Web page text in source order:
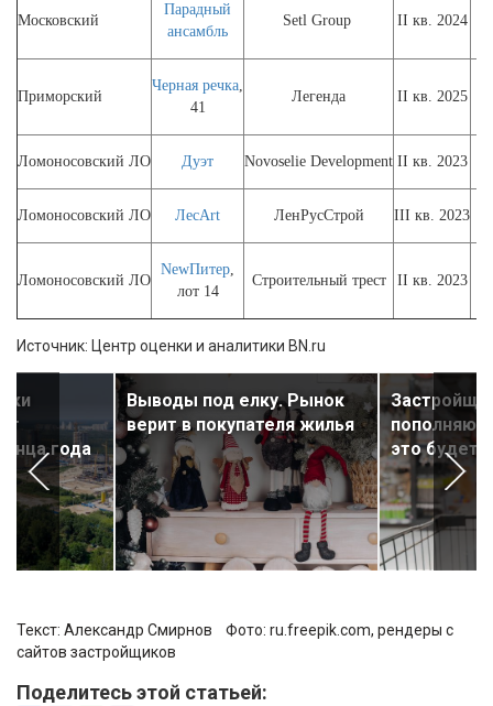
Московский
Парадный
ансамбль
Setl Group II кв. 2024
Приморский
Черная речка,
41
Легенда II кв. 2025
Ломоносовский ЛО Дуэт Novoselie Development II кв. 2023
Ломоносовский ЛО ЛесArt ЛенРусСтрой III кв. 2023
Ломоносовский ЛО
NewПитер,
лот 14
Строительный трест II кв. 2023
Источник: Центр оценки и аналитики BN.ru
года
Выводы под елку. Рынок
верит в покупателя жилья
пополняют
это будет
Текст: Александр Смирнов Фото: ru.freepik.com, рендеры с
сайтов застройщиков
Поделитесь этой статьей: